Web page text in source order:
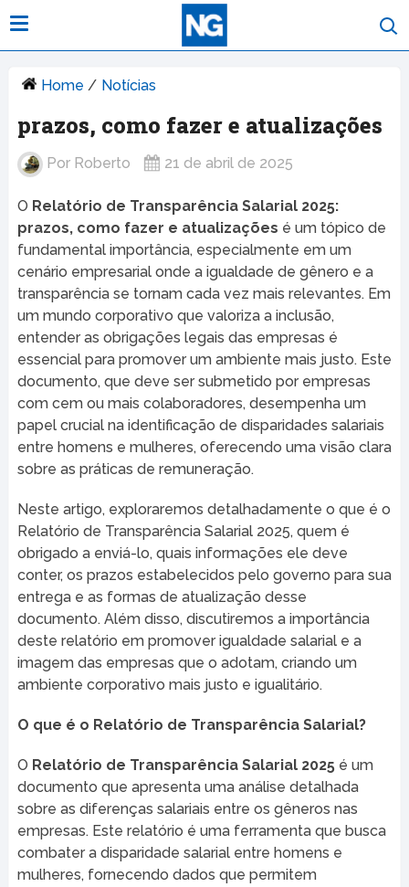
Home / Notícias
prazos, como fazer e atualizações
Por Roberto 21 de abril de 2025
O Relatório de Transparência Salarial 2025:
prazos, como fazer e atualizações é um tópico de
fundamental importância, especialmente em um
cenário empresarial onde a igualdade de gênero e a
transparência se tornam cada vez mais relevantes. Em
um mundo corporativo que valoriza a inclusão,
entender as obrigações legais das empresas é
essencial para promover um ambiente mais justo. Este
documento, que deve ser submetido por empresas
com cem ou mais colaboradores, desempenha um
papel crucial na identificação de disparidades salariais
entre homens e mulheres, oferecendo uma visão clara
sobre as práticas de remuneração.
Neste artigo, exploraremos detalhadamente o que é o
Relatório de Transparência Salarial 2025, quem é
obrigado a enviá-lo, quais informações ele deve
conter, os prazos estabelecidos pelo governo para sua
entrega e as formas de atualização desse
documento. Além disso, discutiremos a importância
deste relatório em promover igualdade salarial e a
imagem das empresas que o adotam, criando um
ambiente corporativo mais justo e igualitário.
O que é o Relatório de Transparência Salarial?
O Relatório de Transparência Salarial 2025é um
documento que apresenta uma análise detalhada
sobre as diferenças salariais entre os gêneros nas
empresas. Este relatório é uma ferramenta que busca
combater a disparidade salarial entre homens e
mulheres, fornecendo dados que permitem